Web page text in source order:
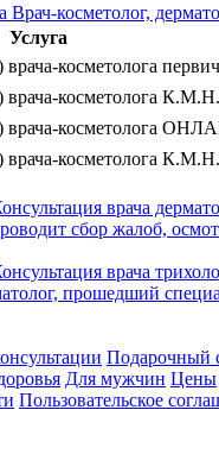
Врач-косметолог,
Услуга
косметолога
врача-косметолога
врача-косметолога
врача-косметолога
врача
сбор жалоб,
врача
прошедший
Подарочный
Для мужчин Цены
Пользовательское